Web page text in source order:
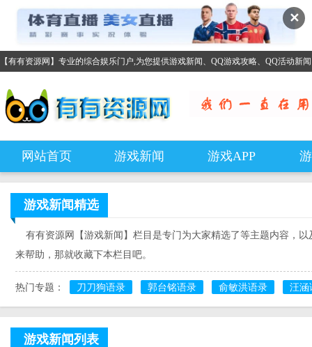
✕
【有有资源网】专业的综合娱乐门户,为您提供游戏新闻、QQ游戏攻略、QQ活动新
网站首页 游戏新闻 游戏APP
游戏新闻精选
有有资源网【游戏新闻】栏目是专门为大家精选了等主题内容，
来帮助，那就收藏下本栏目吧。
热门专题： 刀刀狗语录 郭台铭语录 俞敏洪语录 汪涵
游戏新闻列表